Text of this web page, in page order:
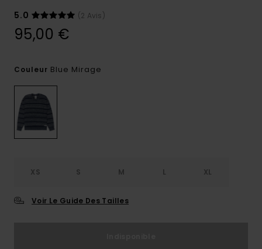
5.0
(2 Avis)
95,00 €
Couleur Blue Mirage
XS S M L XL
Voir Le Guide Des Tailles